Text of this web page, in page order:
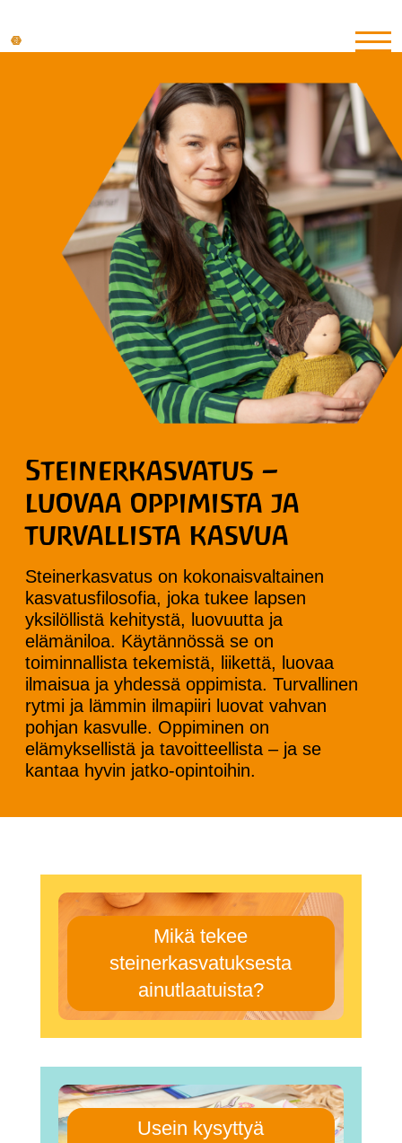
Steinerkasvatus –
luovaa oppimista ja
turvallista kasvua
Steinerkasvatus on kokonaisvaltainen
kasvatusfilosofia, joka tukee lapsen
yksilöllistä kehitystä, luovuutta ja
elämäniloa. Käytännössä se on
toiminnallista tekemistä, liikettä, luovaa
ilmaisua ja yhdessä oppimista. Turvallinen
rytmi ja lämmin ilmapiiri luovat vahvan
pohjan kasvulle. Oppiminen on
elämyksellistä ja tavoitteellista – ja se
kantaa hyvin jatko-opintoihin.
Mikä tekee
steinerkasvatuksesta
ainutlaatuista?
Usein kysyttyä